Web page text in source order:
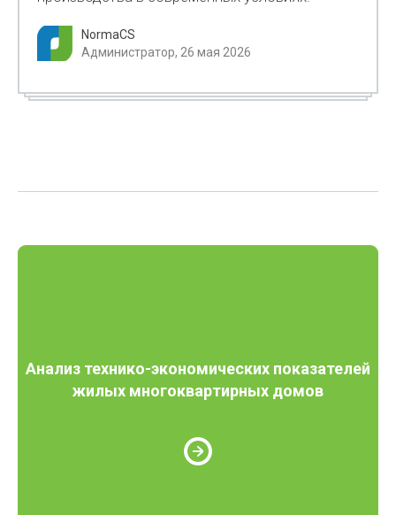
NormaCS
Администратор, 26 мая 2026
Анализ технико-экономических показателей
жилых многоквартирных домов